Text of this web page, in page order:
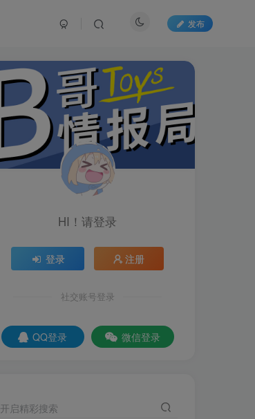
发布
HI！请登录
登录 注册
社交账号登录
QQ登录 微信登录
开启精彩搜索